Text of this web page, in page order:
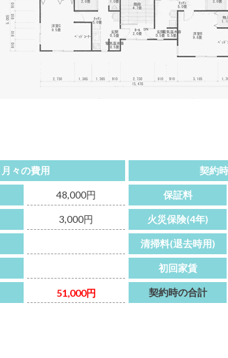
月々の費用 契約
48,000円 保証料
3,000円 火災保険(4年)
清掃料(退去時用)
初回家賃
51,000円 契約時の合計